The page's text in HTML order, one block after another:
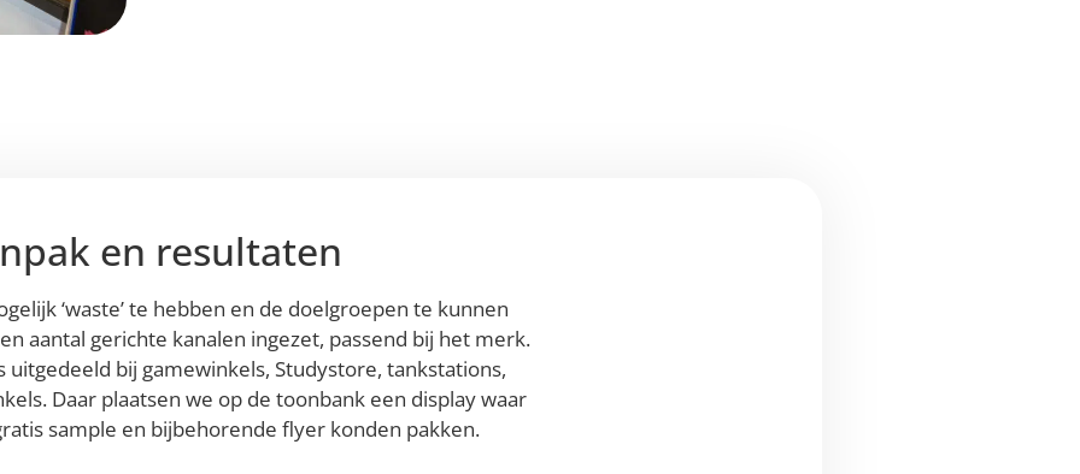
en resultaten
‘waste’ te hebben en de doelgroepen te kunnen
aantal gerichte kanalen ingezet, passend bij het merk.
uitgedeeld bij gamewinkels, Studystore, tankstations,
Daar plaatsen we op de toonbank een display waar
sample en bijbehorende flyer konden pakken.